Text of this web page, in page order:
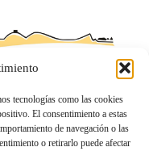
tecnologías como las cookies
El consentimiento a estas
de navegación o las
o retirarlo puede afectar